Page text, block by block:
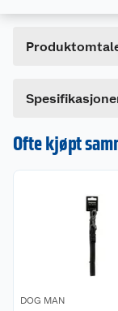
Dette
en omtale.
Ofte kjøpt
DOG MAN